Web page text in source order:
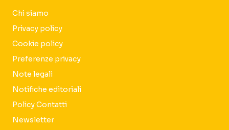
Chi siamo
Privacy policy
Cookie policy
Preferenze privacy
Note legali
Notifiche editoriali
Policy Contatti
Newsletter